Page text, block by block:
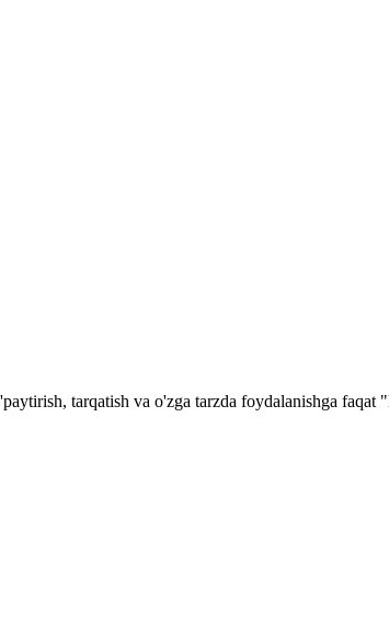
tarqatish va o'zga tarzda foydalanishga